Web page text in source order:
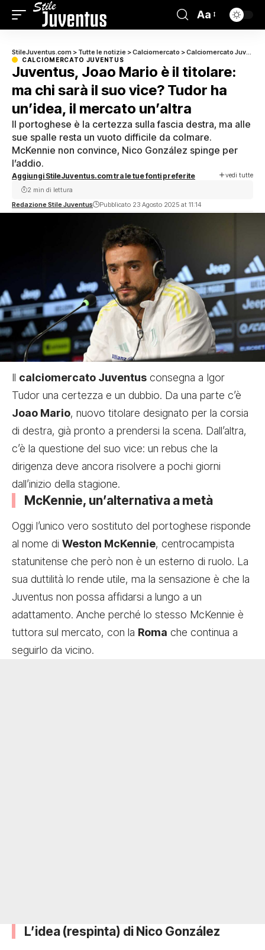
Aa
StileJuventus.com > Tutte le notizie >Calciomercato >Calciomercato Juventus
CALCIOMERCATO JUVENTUS
Juventus, Joao Mario è il titolare:
ma chi sarà il suo vice? Tudor ha
un’idea, il mercato un’altra
Il portoghese è la certezza sulla fascia destra, ma alle
sue spalle resta un vuoto difficile da colmare.
McKennie non convince, Nico González spinge per
l’addio.
Aggiungi StileJuventus.com tra le tue fonti preferite vedi tutte
Redazione Stile Juventus Pubblicato 23 Agosto 2025 at 11:14
2 min di lettura
Il calciomercato Juventus consegna a Igor
Tudor una certezza e un dubbio. Da una parte c’è
Joao Mario, nuovo titolare designato per la corsia
di destra, già pronto a prendersi la scena. Dall’altra,
c’è la questione del suo vice: un rebus che la
dirigenza deve ancora risolvere a pochi giorni
dall’inizio della stagione.
McKennie, un’alternativa a metà
Oggi l’unico vero sostituto del portoghese risponde
al nome di Weston McKennie, centrocampista
statunitense che però non è un esterno di ruolo. La
sua duttilità lo rende utile, ma la sensazione è che la
Juventus non possa affidarsi a lungo a un
adattamento. Anche perché lo stesso McKennie è
tuttora sul mercato, con la Roma che continua a
seguirlo da vicino.
L’idea (respinta) di Nico González